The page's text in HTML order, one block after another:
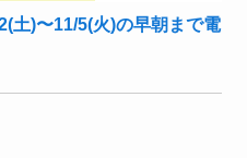
土)〜11/5(火)の早朝まで電